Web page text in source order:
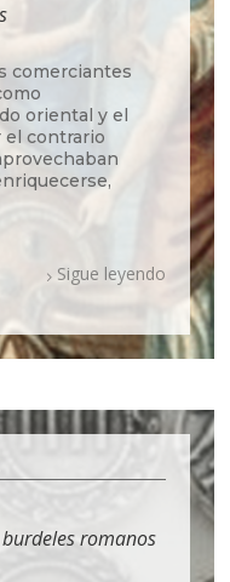
comerciantes
oriental y el
el contrario
Sigue leyendo
romanos